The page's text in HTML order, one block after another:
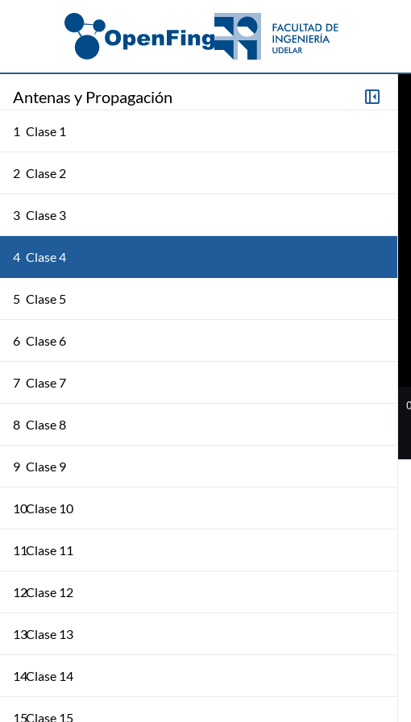
Antenas y Propagación
1 Clase 1
2 Clase 2
3 Clase 3
4 Clase 4
5 Clase 5
6 Clase 6
7 Clase 7
8 Clase 8
9 Clase 9
10Clase 10
11Clase 11
12Clase 12
13Clase 13
14Clase 14
15Clase 15